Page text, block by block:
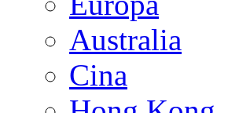
Australia
Cina